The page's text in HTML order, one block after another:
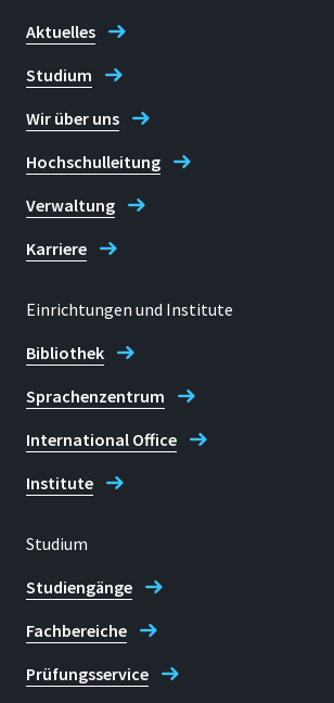
Aktuelles
Studium
Wir über uns
Hochschulleitung
Verwaltung
Karriere
Einrichtungen und Institute
Bibliothek
Sprachenzentrum
International Office
Institute
Studium
Studiengänge
Fachbereiche
Prüfungsservice